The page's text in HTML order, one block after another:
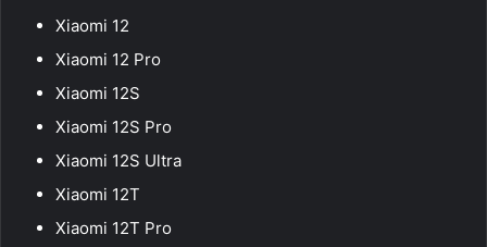
Xiaomi 12
Xiaomi 12 Pro
Xiaomi 12S
Xiaomi 12S Pro
Xiaomi 12S Ultra
Xiaomi 12T
Xiaomi 12T Pro